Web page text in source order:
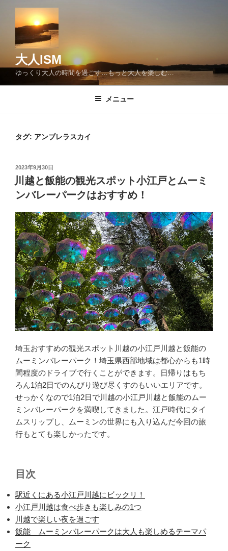
へ
大人ISM
ゆっくり大人の時間を過ごす…もっと大人を楽しむ…
メニュー
タグ: アンブレラスカイ
投
稿
日:
2023年9月30日
川越と飯能の観光スポット小江戸とムーミ
ンバレーパークはおすすめ！
埼玉おすすめの観光スポット川越の小江戸川越と飯能の
ムーミンバレーパーク！埼玉県西部地域は都心からも1時
間程度のドライブで行くことができます。日帰りはもち
ろん1泊2日でのんびり遊び尽くすのもいいエリアです。
せっかくなので1泊2日で川越の小江戸川越と飯能のムー
ミンバレーパークを満喫してきました。江戸時代にタイ
ムスリップし、ムーミンの世界にも入り込んだ今回の旅
行もとても楽しかったです。
目次
駅近くにある小江戸川越にビックリ！
小江戸川越は食べ歩きも楽しみの1つ
川越で楽しい夜を過ごす
飯能 ムーミンバレーパークは大人も楽しめるテーマパ
ーク